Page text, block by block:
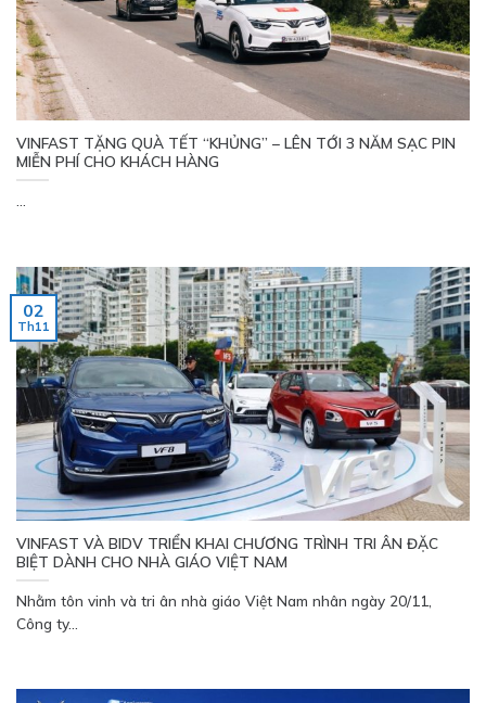
VINFAST TẶNG QUÀ TẾT “KHỦNG” – LÊN TỚI 3 NĂM SẠC PIN
MIỄN PHÍ CHO KHÁCH HÀNG
VINFAST VÀ BIDV TRIỂN KHAI CHƯƠNG TRÌNH TRI ÂN ĐẶC
BIỆT DÀNH CHO NHÀ GIÁO VIỆT NAM
Nhằm tôn vinh và tri ân nhà giáo Việt Nam nhân ngày 20/11,
Công ty...
02
Th11